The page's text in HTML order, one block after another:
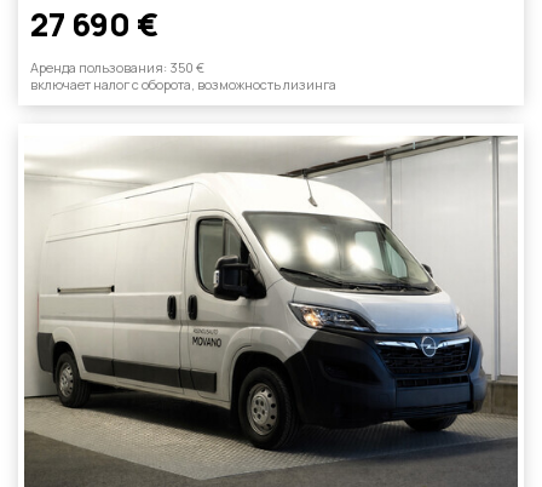
27 690 €
Aренда пользования: 350 €
включает налог с оборотa, возможность лизинга